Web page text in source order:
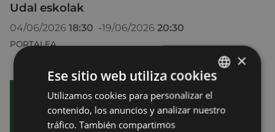
Udal eskolak
04/06/2026 18:30 -19/06/2026 20:30
PORTALEA
BASQUE
SPANISH
×
Ese sitio web utiliza cookies
Utilizamos cookies para personalizar el
contenido, los anuncios y analizar nuestro
tráfico. También compartimos